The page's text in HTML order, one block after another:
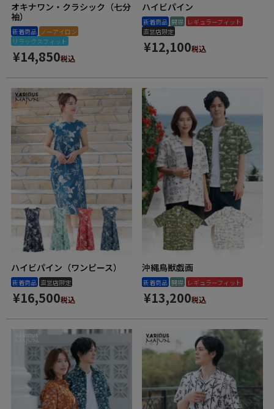
オキナワン・クラシック（七分
袖）
新着商品 ノーアイロン
リラックスフィット
¥14,850税込
ハイビパイン
新着商品 開襟 レギュラーフィット
直営店限定
¥12,100税込
ハイビパイン（ワンピース）
新着商品 直営店限定
¥16,500税込
沖縄鳥獣戯画
新着商品 開襟 レギュラーフィット
¥13,200税込